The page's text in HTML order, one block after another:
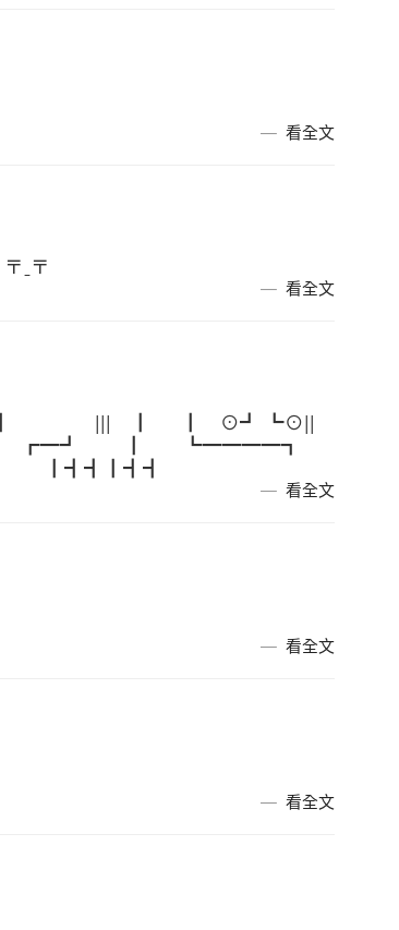
看全文
ˍ〒
看全文
┃ ||| ┃ ┃ ⊙┛ ┗⊙||
┃ ┗━━━━┓
看全文
看全文
看全文